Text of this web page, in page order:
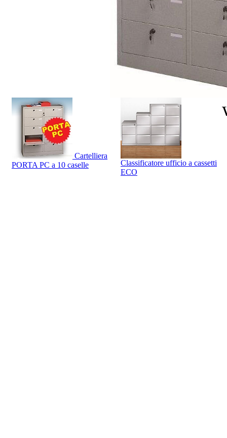
Cartelliera
PORTA PC a 10 caselle
Classificatore ufficio a cassetti
ECO